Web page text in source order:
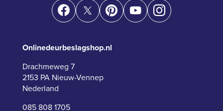
Onlinedeurbeslagshop.nl
Drachmeweg 7
2153 PA Nieuw-Vennep
Nederland
085 808 1705